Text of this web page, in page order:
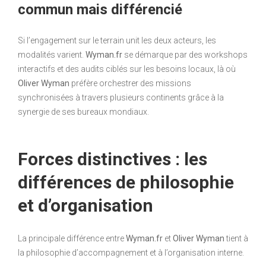
commun mais différencié
Si l’engagement sur le terrain unit les deux acteurs, les
modalités varient. Wyman.fr se démarque par des workshops
interactifs et des audits ciblés sur les besoins locaux, là où
Oliver Wyman préfère orchestrer des missions
synchronisées à travers plusieurs continents grâce à la
synergie de ses bureaux mondiaux.
Forces distinctives : les
différences de philosophie
et d’organisation
La principale différence entreWyman.fr etOliver Wymantient à
la philosophie d’accompagnement et à l’organisation interne.